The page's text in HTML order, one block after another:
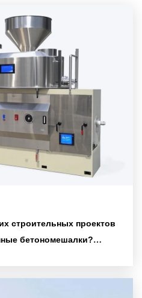
строительных проектов
бетономешалки?